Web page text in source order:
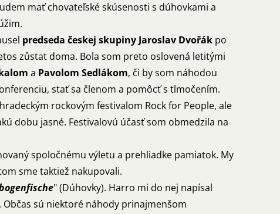
mať chovateľské skúsenosti s dúhovkami a
predseda českej skupiny Jaroslav Dvořák po
zůstat doma. Bola som preto oslovená letitými
a Pavolom Sedlákom, či by som náhodou
stať sa členom a pomôcť s tlmočením.
rockovým festivalom Rock for People, ale
dobu jasné. Festivalovú účasť som obmedzila na
spoločnému výletu a prehliadke pamiatok. My
sme taktiež nakupovali.
" (Dúhovky). Harro mi do nej napísal
sú niektoré náhody prinajmenšom